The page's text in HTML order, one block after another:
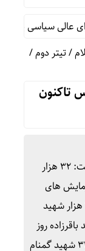
سیاسی یمن به
/تیتر دوم/
تاکنون
ایلام -رییس کمیته جستجوی مفقودین گفت: ۳۲ هزار
های
دی. ان. ای و مدارک هویتی، شناسایی و ۱۵ هزار شهید
روز
پنجشنبه در حاشیه آیین استقبال از پیکر ۳۴ شهید گمنام